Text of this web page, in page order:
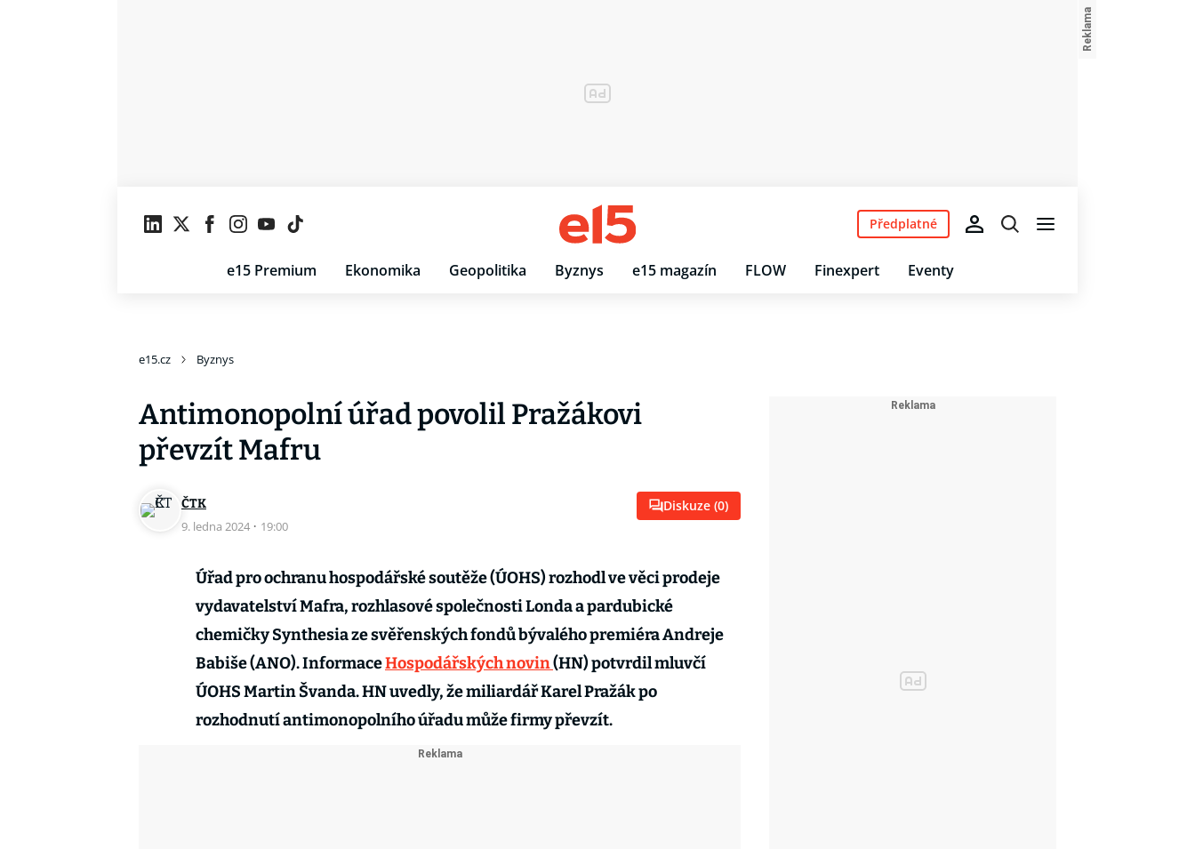
e15 Premium Ekonomika Geopolitika Byznys e15 magazín FLOW Finexpert Eventy
Předplatné
e15.cz Byznys
Antimonopolní úřad povolil Pražákovi
převzít Mafru
ČTK
9. ledna 2024 · 19:00
Diskuze (0)
Úřad pro ochranu hospodářské soutěže (ÚOHS) rozhodl ve věci prodeje
vydavatelství Mafra, rozhlasové společnosti Londa a pardubické
chemičky Synthesia ze svěřenských fondů bývalého premiéra Andreje
Babiše (ANO). InformaceHospodářských novin(HN) potvrdil mluvčí
ÚOHS Martin Švanda. HN uvedly, že miliardář Karel Pražák po
rozhodnutí antimonopolního úřadu může firmy převzít.